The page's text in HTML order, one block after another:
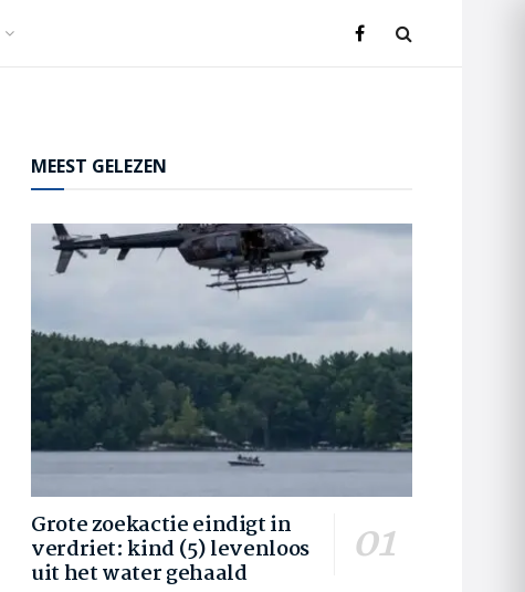
MEEST GELEZEN
Grote zoekactie eindigt in
verdriet: kind (5) levenloos
uit het water gehaald